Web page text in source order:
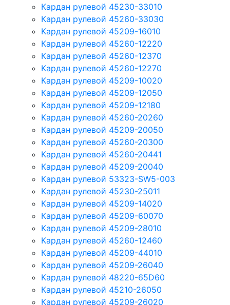
Кардан рулевой 45230-33010
Кардан рулевой 45260-33030
Кардан рулевой 45209-16010
Кардан рулевой 45260-12220
Кардан рулевой 45260-12370
Кардан рулевой 45260-12270
Кардан рулевой 45209-10020
Кардан рулевой 45209-12050
Кардан рулевой 45209-12180
Кардан рулевой 45260-20260
Кардан рулевой 45209-20050
Кардан рулевой 45260-20300
Кардан рулевой 45260-20441
Кардан рулевой 45209-20040
Кардан рулевой 53323-SW5-003
Кардан рулевой 45230-25011
Кардан рулевой 45209-14020
Кардан рулевой 45209-60070
Кардан рулевой 45209-28010
Кардан рулевой 45260-12460
Кардан рулевой 45209-44010
Кардан рулевой 45209-26040
Кардан рулевой 48220-65D60
Кардан рулевой 45210-26050
Кардан рулевой 45209-26020